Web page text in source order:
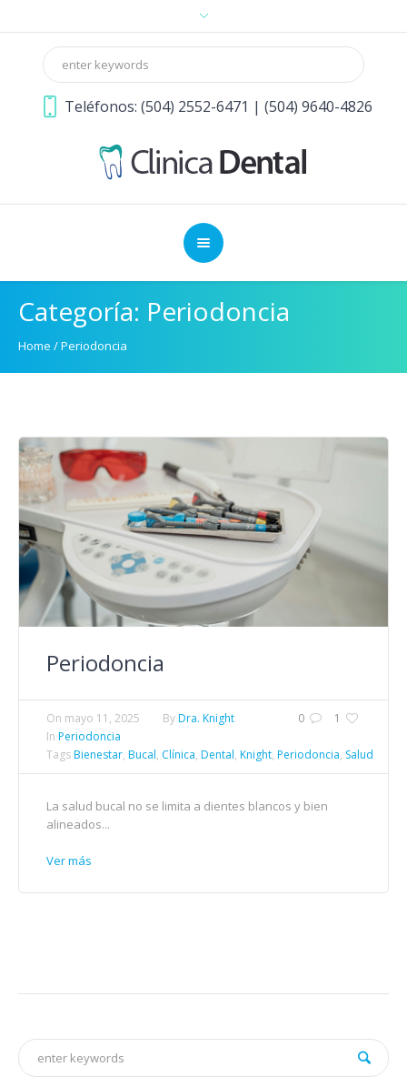
Teléfonos: (504) 2552-6471 | (504) 9640-4826
Categoría: Periodoncia
Home /Periodoncia
Periodoncia
0 1
On mayo 11, 2025 ByDra. Knight
In Periodoncia
TagsBienestar, Bucal, Clínica, Dental, Knight, Periodoncia, Salud
La salud bucal no se limita a dientes blancos y bien
alineados...
Ver más